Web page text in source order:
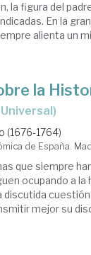
la figura del
En la
alienta un
la
Universal)
(1676-1764)
de España.
que siempre
ocupando a
discutida
mejor su